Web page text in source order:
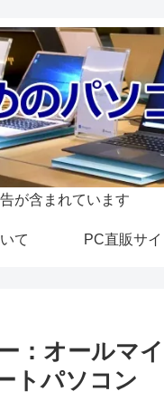
が含まれています
て PC直販サイ
：オールマ
トパソコン